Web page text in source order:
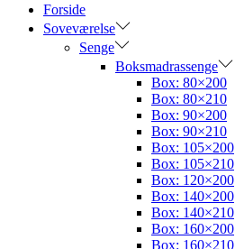
Forside
Soveværelse
Senge
Boksmadrassenge
Box: 80×200
Box: 80×210
Box: 90×200
Box: 90×210
Box: 105×200
Box: 105×210
Box: 120×200
Box: 140×200
Box: 140×210
Box: 160×200
Box: 160×210